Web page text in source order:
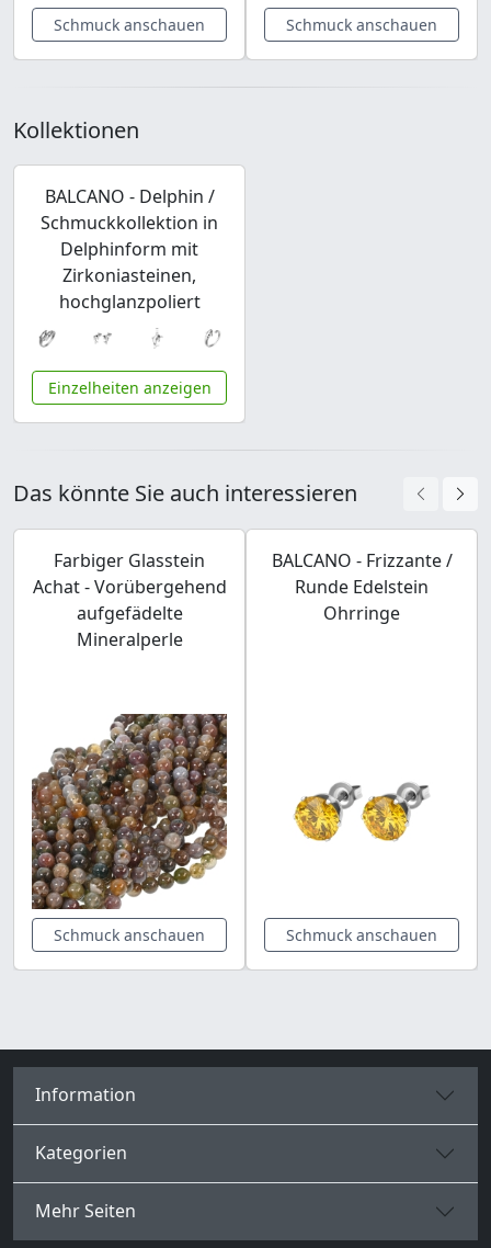
Schmuck anschauen Schmuck anschauen
Kollektionen
BALCANO - Delphin /
Schmuckkollektion in
Delphinform mit
Zirkoniasteinen,
hochglanzpoliert
Einzelheiten anzeigen
Das könnte Sie auch interessieren
Farbiger Glasstein
Achat - Vorübergehend
aufgefädelte
Mineralperle
Schmuck anschauen
BALCANO - Frizzante /
Runde Edelstein
Ohrringe
Schmuck anschauen
Information
Kategorien
Mehr Seiten